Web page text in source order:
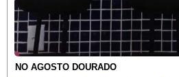
NO AGOSTO DOURADO